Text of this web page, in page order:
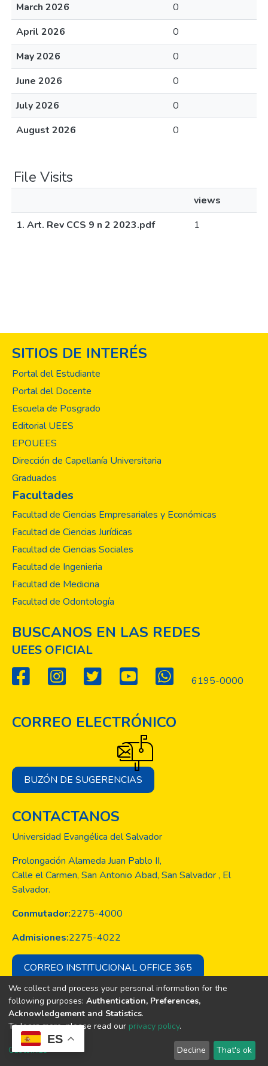
ES
March 2026
0
April 2026
0
May 2026
0
June 2026
0
July 2026
0
August 2026
0
File Visits
views
1. Art. Rev CCS 9 n 2 2023.pdf
1
SITIOS DE INTERÉS
Portal del Estudiante
Portal del Docente
Escuela de Posgrado
Editorial UEES
EPOUEES
Dirección de Capellanía Universitaria
Graduados
Facultades
Facultad de Ciencias Empresariales y Económicas
Facultad de Ciencias Jurídicas
Facultad de Ciencias Sociales
Facultad de Ingenieria
Facultad de Medicina
Facultad de Odontología
BUSCANOS EN LAS REDES
UEES OFICIAL
6195-0000
CORREO ELECTRÓNICO
BUZÓN DE SUGERENCIAS
CONTACTANOS
Universidad Evangélica del Salvador
Prolongación Alameda Juan Pablo II,
Calle el Carmen, San Antonio Abad, San Salvador , El
Salvador.
Conmutador:2275-4000
Admisiones:2275-4022
CORREO INSTITUCIONAL OFFICE 365
Copyright © Todos los derechos son
de la Universidad Evangélica de El
We collect and process your personal information for the
following purposes: Authentication, Preferences,
Acknowledgement and Statistics.
To learn more, please read our privacy policy.
Customize Decline That's ok